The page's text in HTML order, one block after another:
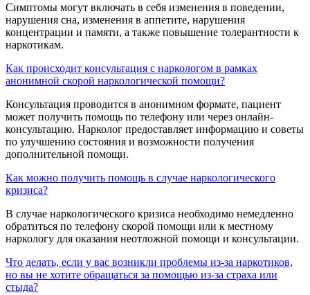
Симптомы могут включать в себя изменения в поведении,
нарушения сна, изменения в аппетите, нарушения
концентрации и памяти, а также повышение толерантности к
наркотикам.
Как происходит консультация с наркологом в рамках
анонимной скорой наркологической помощи?
Консультация проводится в анонимном формате, пациент
может получить помощь по телефону или через онлайн-
консультацию. Нарколог предоставляет информацию и советы
по улучшению состояния и возможности получения
дополнительной помощи.
Как можно получить помощь в случае наркологического
кризиса?
В случае наркологического кризиса необходимо немедленно
обратиться по телефону скорой помощи или к местному
наркологу для оказания неотложной помощи и консультации.
Что делать, если у вас возникли проблемы из-за наркотиков,
но вы не хотите обращаться за помощью из-за страха или
стыда?